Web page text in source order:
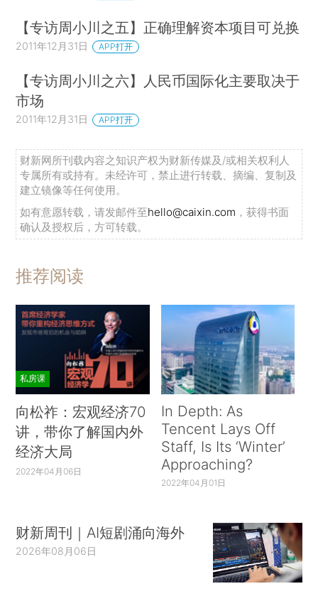
【专访周小川之五】正确理解资本项目可兑换
2011年12月31日 APP打开
【专访周小川之六】人民币国际化主要取决于
市场
2011年12月31日 APP打开
财新网所刊载内容之知识产权为财新传媒及/或相关权利人
专属所有或持有。未经许可，禁止进行转载、摘编、复制及
建立镜像等任何使用。
如有意愿转载，请发邮件至hello@caixin.com ，获得书面
确认及授权后，方可转载。
推荐阅读
私房课
向松祚：宏观经济70
讲，带你了解国内外
经济大局
2022年04月06日
In Depth: As
Tencent Lays Off
Staff, Is Its ‘Winter’
Approaching?
2022年04月01日
财新周刊｜AI短剧涌向海外
2026年08月06日